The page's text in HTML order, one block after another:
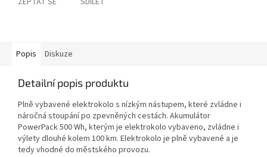
Popis Diskuze
Detailní popis produktu
Plně vybavené elektrokolo s nízkým nástupem, které zvládne i
náročná stoupání po zpevněných cestách. Akumulátor
PowerPack 500 Wh, kterým je elektrokolo vybaveno, zvládne i
výlety dlouhé kolem 100 km. Elektrokolo je plně vybavené a je
tedy vhodné do městského provozu.